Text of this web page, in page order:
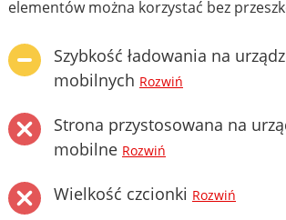
elementów można korzystać bez
Szybkość ładowania na
mobilnych Rozwiń
Strona przystosowana na
mobilne Rozwiń
Wielkość czcionki Rozwiń